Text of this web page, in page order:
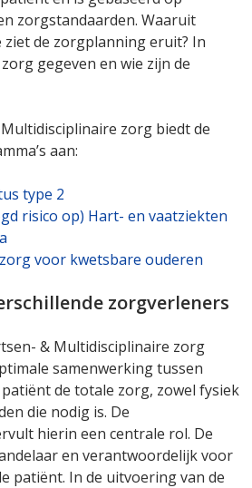
zorgstandaarden. Waaruit
ziet de zorgplanning eruit? In
gegeven en wie zijn de
zorg biedt de
aan:
type 2
risico op) Hart- en vaatziekten
voor kwetsbare ouderen
zorgverleners
& Multidisciplinaire zorg
samenwerking tussen
de totale zorg, zowel fysiek
die nodig is. De
hierin een centrale rol. De
en verantwoordelijk voor
patiënt. In de uitvoering van de